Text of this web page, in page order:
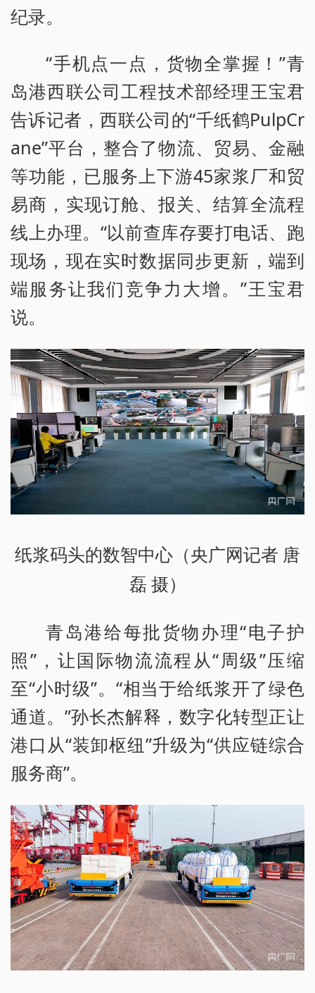
纪录。
“手机点一点，货物全掌握！”青
岛港西联公司工程技术部经理王宝君
告诉记者，西联公司的“千纸鹤PulpCr
ane”平台，整合了物流、贸易、金融
等功能，已服务上下游45家浆厂和贸
易商，实现订舱、报关、结算全流程
线上办理。“以前查库存要打电话、跑
现场，现在实时数据同步更新，端到
端服务让我们竞争力大增。”王宝君
说。
纸浆码头的数智中心（央广网记者 唐
磊 摄）
青岛港给每批货物办理“电子护
照”，让国际物流流程从“周级”压缩
至“小时级”。“相当于给纸浆开了绿色
通道。”孙长杰解释，数字化转型正让
港口从“装卸枢纽”升级为“供应链综合
服务商”。